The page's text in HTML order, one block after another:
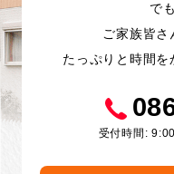
で
ご家族皆さ
たっぷりと時間を
受付時間: